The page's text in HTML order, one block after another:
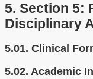
5. Section 5:
Disciplinary
5.01. Clinical
5.02. Academic